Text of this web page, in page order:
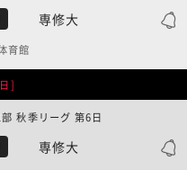
専修大
育館
]
専修大
秋季リーグ 第6日